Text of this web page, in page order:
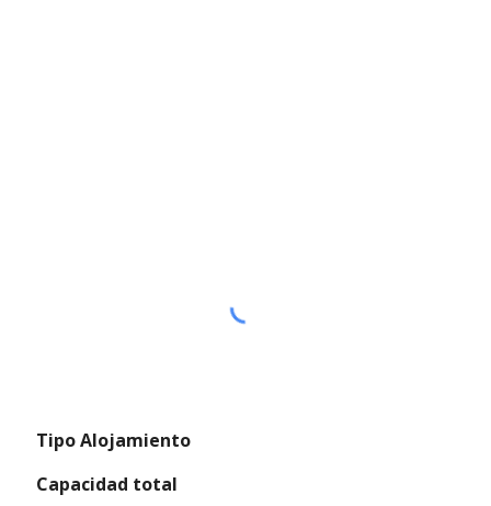
Tipo Alojamiento
Capacidad total